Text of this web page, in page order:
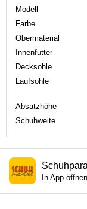
Modell
Farbe
Obermaterial
Innenfutter
Decksohle
Laufsohle
Absatzhöhe
Schuhweite
In App öffnen